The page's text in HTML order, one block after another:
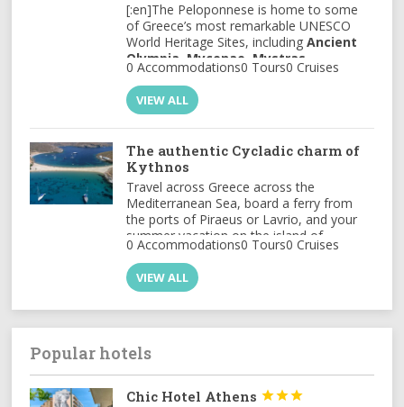
[:en]The Peloponnese is home to some
of Greece’s most remarkable UNESCO
World Heritage Sites, including Ancient
Olympia Mycenae Mystras
Epidaurus, and theTemple of Apollo
Epicurius. These iconic landmarks
showcase the region’s rich cultural legacy
σημαντικότερα Μνημεία Παγκόσμιας
Κληρονομιάς της UNESCO στην Ελλάδα,
όπως η Αρχαία Ολυμπία, οι Μυκήνες, ο
Μυστράς, η Επίδαυρος και ο Ναός του
Επικούριου Απόλλωνα. Πρόκειται για
ιστορικά και αρχιτεκτονικά
αριστουργήματα που αποκαλύπτουν τη
σπουδαία πολιτιστική κληρονομιά της
περιοχής.[:]
0 Accommodations0 Tours0 Cruises
VIEW ALL
The authentic Cycladic charm of
Kythnos
Travel across Greece across the
Mediterranean Sea, board a ferry from
the ports of Piraeus or Lavrio, and your
summer vacation on the island of
Kythnos is just beginning...
0 Accommodations0 Tours0 Cruises
VIEW ALL
Popular hotels
Chic Hotel Athens 

